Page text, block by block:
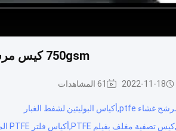
750gsm كيس مرشح PTFE مقاومة درجات الحرارة العالية للتآكل
2022-11-18 61 المشاهدات